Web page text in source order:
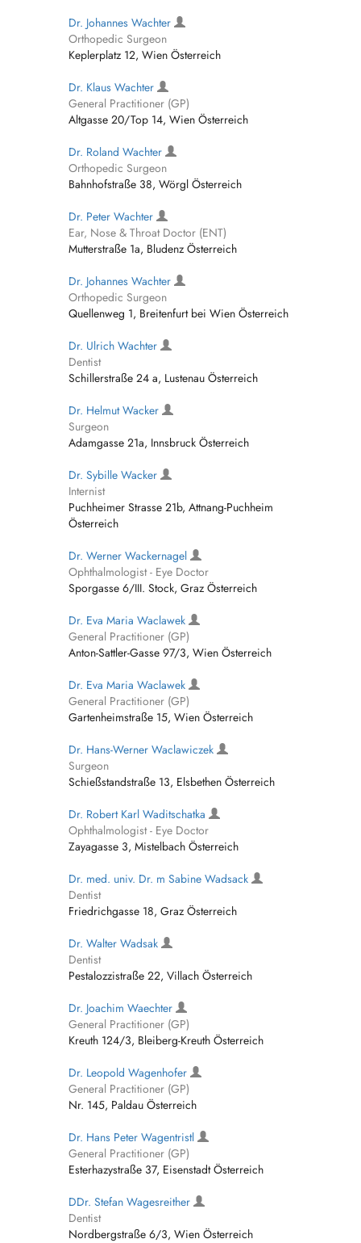
Dr. Johannes Wachter
Orthopedic Surgeon
Keplerplatz 12, Wien Österreich
Dr. Klaus Wachter
General Practitioner (GP)
Altgasse 20/Top 14, Wien Österreich
Dr. Roland Wachter
Orthopedic Surgeon
Bahnhofstraße 38, Wörgl Österreich
Dr. Peter Wachter
Ear, Nose & Throat Doctor (ENT)
Mutterstraße 1a, Bludenz Österreich
Dr. Johannes Wachter
Orthopedic Surgeon
Quellenweg 1, Breitenfurt bei Wien Österreich
Dr. Ulrich Wachter
Dentist
Schillerstraße 24 a, Lustenau Österreich
Dr. Helmut Wacker
Surgeon
Adamgasse 21a, Innsbruck Österreich
Dr. Sybille Wacker
Internist
Puchheimer Strasse 21b, Attnang-Puchheim
Österreich
Dr. Werner Wackernagel
Ophthalmologist - Eye Doctor
Sporgasse 6/III. Stock, Graz Österreich
Dr. Eva Maria Waclawek
General Practitioner (GP)
Anton-Sattler-Gasse 97/3, Wien Österreich
Dr. Eva Maria Waclawek
General Practitioner (GP)
Gartenheimstraße 15, Wien Österreich
Dr. Hans-Werner Waclawiczek
Surgeon
Schießstandstraße 13, Elsbethen Österreich
Dr. Robert Karl Waditschatka
Ophthalmologist - Eye Doctor
Zayagasse 3, Mistelbach Österreich
Dr. med. univ. Dr. m Sabine Wadsack
Dentist
Friedrichgasse 18, Graz Österreich
Dr. Walter Wadsak
Dentist
Pestalozzistraße 22, Villach Österreich
Dr. Joachim Waechter
General Practitioner (GP)
Kreuth 124/3, Bleiberg-Kreuth Österreich
Dr. Leopold Wagenhofer
General Practitioner (GP)
Nr. 145, Paldau Österreich
Dr. Hans Peter Wagentristl
General Practitioner (GP)
Esterhazystraße 37, Eisenstadt Österreich
DDr. Stefan Wagesreither
Dentist
Nordbergstraße 6/3, Wien Österreich